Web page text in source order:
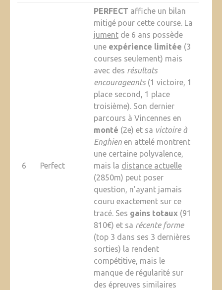
6 Perfect
PERFECT affiche un bilan
mitigé pour cette course. La
jumentde 6 ans possède
une expérience limitée (3
courses seulement) mais
avec des résultats
encourageants(1 victoire, 1
place second, 1 place
troisième). Son dernier
parcours à Vincennes en
monté (2e) et sa victoire à
Enghienen attelé montrent
une certaine polyvalence,
mais la distance actuelle
(2850m) peut poser
question, n’ayant jamais
couru exactement sur ce
tracé. Ses gains totaux(91
810€) et sa récente forme
(top 3 dans ses 3 dernières
sorties) la rendent
compétitive, mais le
manque de régularité sur
des épreuves similaires